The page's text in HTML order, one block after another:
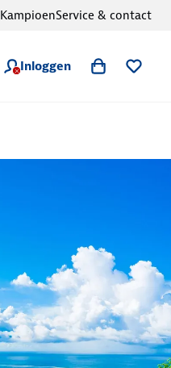
Inloggen
KampioenService & contact